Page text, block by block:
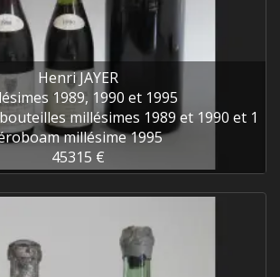
Henri JAYER
1989, 1990 et 1995
millésimes 1989 et 1990 et 1
millésime 1995
45315 €